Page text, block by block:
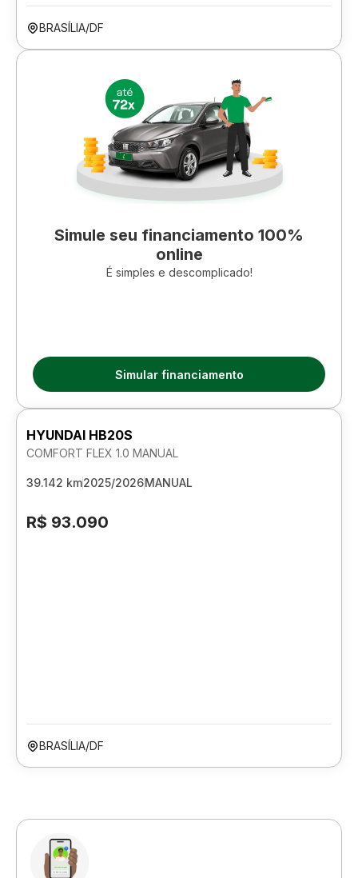
BRASÍLIA/DF
Simule seu financiamento 100%
online
É simples e descomplicado!
Simular financiamento
HYUNDAI HB20S
COMFORT FLEX 1.0 MANUAL
39.142 km2025/2026MANUAL
R$ 93.090
BRASÍLIA/DF